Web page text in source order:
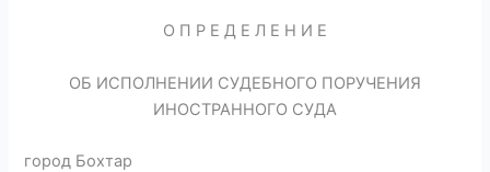
О П Р Е Д Е Л Е Н И Е
ОБ ИСПОЛНЕНИИ СУДЕБНОГО ПОРУЧЕНИЯ
ИНОСТРАННОГО СУДА
город Бохтар